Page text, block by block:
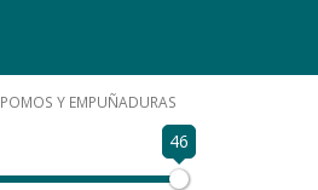
POMOS Y EMPUÑADURAS
46